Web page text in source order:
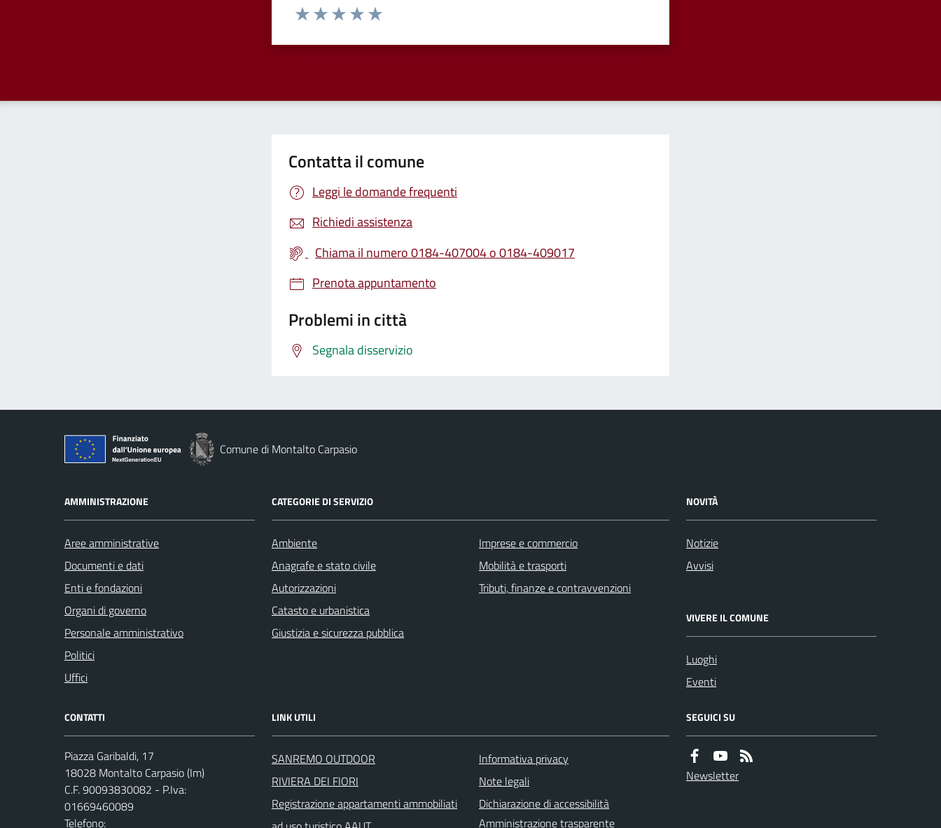
Valuta da 1 a 5 stelle la pagina
Contatta il comune
Leggi le domande frequenti
Richiedi assistenza
Chiama il numero 0184-407004 o 0184-409017
Prenota appuntamento
Problemi in città
Segnala disservizio
Comune di Montalto Carpasio
AMMINISTRAZIONE
Aree amministrative
Documenti e dati
Enti e fondazioni
Organi di governo
Personale amministrativo
Politici
Uffici
CATEGORIE DI SERVIZIO
Ambiente
Anagrafe e stato civile
Autorizzazioni
Catasto e urbanistica
Giustizia e sicurezza pubblica
Imprese e commercio
Mobilità e trasporti
Tributi, finanze e contravvenzioni
NOVITÀ
Notizie
Avvisi
VIVERE IL COMUNE
Luoghi
Eventi
CONTATTI
Piazza Garibaldi, 17
18028 Montalto Carpasio (Im)
C.F. 90093830082 - P.Iva:
01669460089
Telefono:
LINK UTILI
SANREMO OUTDOOR
RIVIERA DEI FIORI
Registrazione appartamenti ammobiliati
Informativa privacy
Note legali
Dichiarazione di accessibilità
Amministrazione trasparente
SEGUICI SU
Newsletter